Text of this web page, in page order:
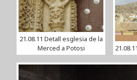
21.08.11 Detall esglesia de la
Merced a Potosi